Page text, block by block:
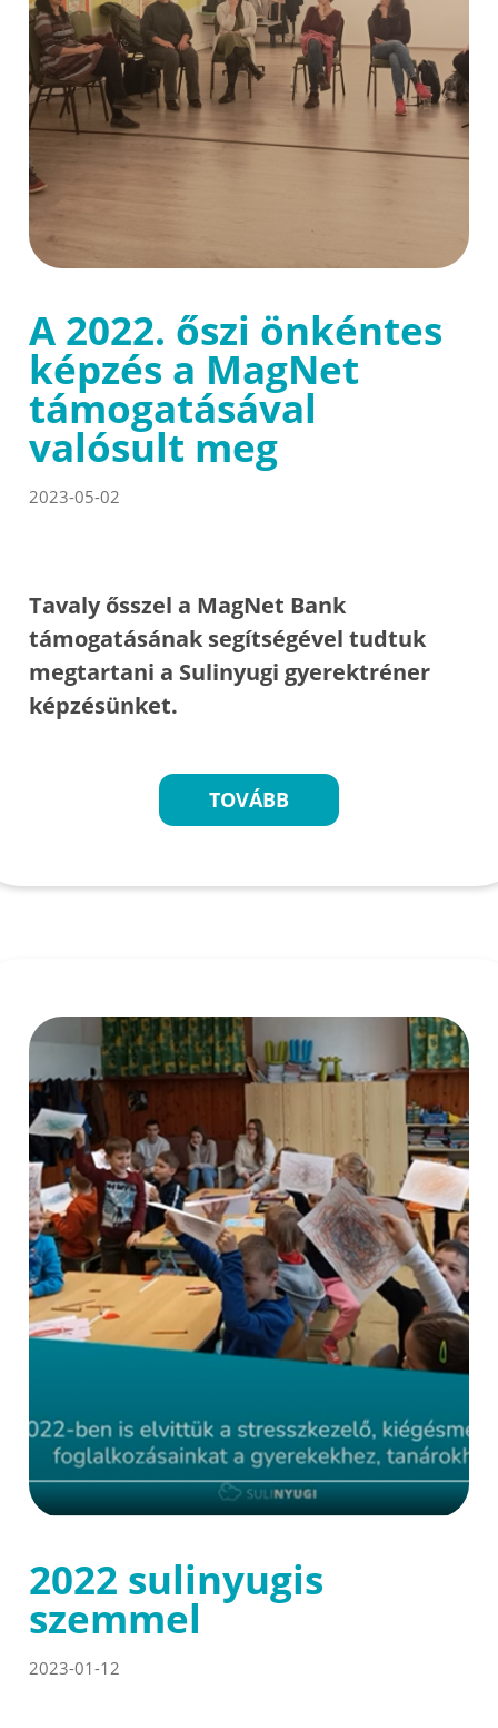
A 2022. őszi önkéntes
képzés a MagNet
támogatásával
valósult meg
2023-05-02
Tavaly ősszel a MagNet Bank
támogatásának segítségével tudtuk
megtartani a Sulinyugi gyerektréner
képzésünket.
TOVÁBB
2022 sulinyugis
szemmel
2023-01-12